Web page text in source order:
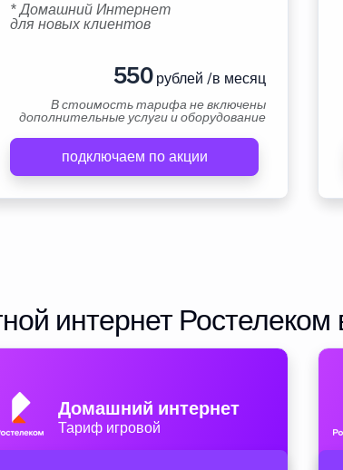
* Домашний Интернет
для новых клиентов
550рублей /в месяц
В стоимость тарифа не включены
дополнительные услуги и оборудование
подключаем по акции
интернет Ростелеком
Домашний интернет
Тариф игровой